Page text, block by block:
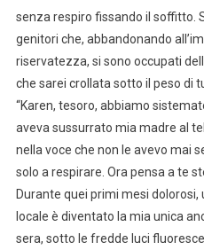
senza respiro fissando il soffitto.
genitori che, abbandonando
riservatezza, si sono occupati
che sarei crollata sotto il peso di
“Karen, tesoro, abbiamo
aveva sussurrato mia madre al
nella voce che non le avevo mai
solo a respirare. Ora pensa a te
Durante quei primi mesi
locale è diventato la mia unica
sera, sotto le fredde luci